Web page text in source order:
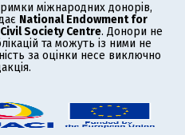
міжнародних донорів,
National Endowment for
Society Centre. Донори не
та можуть із ними не
за оцінки несе виключно